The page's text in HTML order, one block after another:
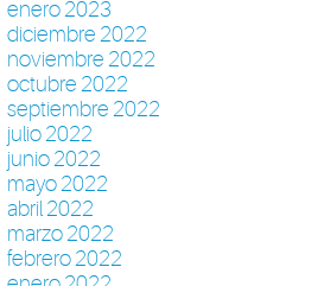
enero 2023
diciembre 2022
noviembre 2022
octubre 2022
septiembre 2022
julio 2022
junio 2022
mayo 2022
abril 2022
marzo 2022
febrero 2022